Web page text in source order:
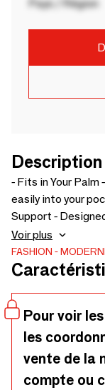
Pays / Région
- Fits in Your
easily into your
Support -
your chin,
forward or
in three sizes with
CoolPass Fabric -
and dry, even in
Formula - Slow-
long-lasting
Voir plus
FASHION
Pour voir
les
vente de la
compte ou